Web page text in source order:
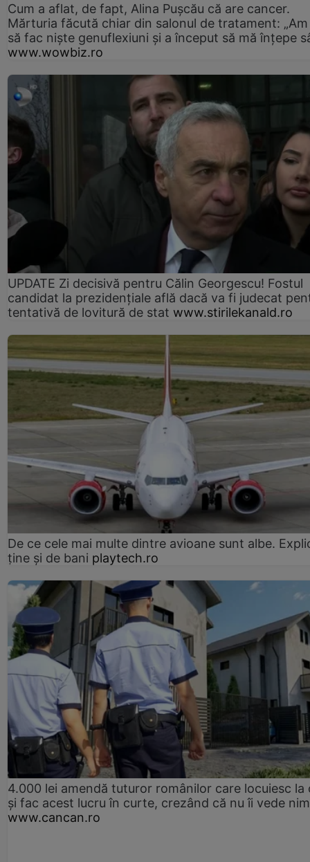
Cum a aflat, de fapt, Alina Pușcău că are cancer.
Mărturia făcută chiar din salonul de tratament:
să fac niște genuflexiuni și a început să mă înțepe
www.wowbiz.ro
UPDATE Zi decisivă pentru Călin Georgescu! Fostul
candidat la prezidențiale află dacă va fi judecat
tentativă de lovitură de stat www.stirilekanald.ro
De ce cele mai multe dintre avioane sunt albe.
ține și de bani playtech.ro
4.000 lei amendă tuturor românilor care locuiesc la
și fac acest lucru în curte, crezând că nu îi vede
www.cancan.ro